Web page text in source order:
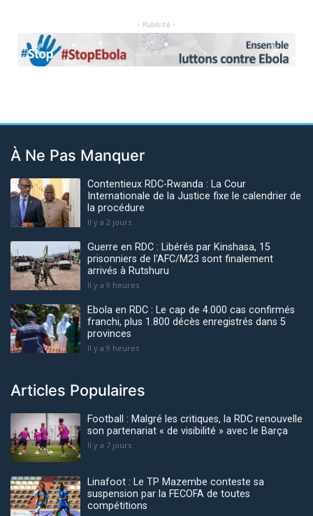
- Publicité -
Previous Next
À Ne Pas Manquer
Contentieux RDC-Rwanda : La Cour
Internationale de la Justice fixe le calendrier de
la procédure
Il y a 2 jours
Guerre en RDC : Libérés par Kinshasa, 15
prisonniers de l'AFC/M23 sont finalement
arrivés à Rutshuru
Il y a 9 heures
Ebola en RDC : Le cap de 4.000 cas confirmés
franchi, plus 1.800 décès enregistrés dans 5
provinces
Il y a 9 heures
Articles Populaires
Football : Malgré les critiques, la RDC renouvelle
son partenariat « de visibilité » avec le Barça
Il y a 7 jours
Linafoot : Le TP Mazembe conteste sa
suspension par la FECOFA de toutes
compétitions